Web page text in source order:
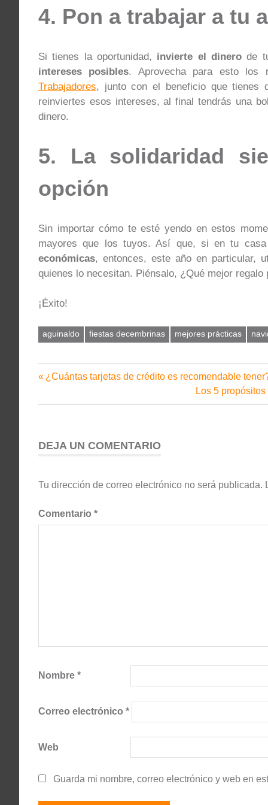
4. Pon a trabajar a tu
Si tienes la oportunidad, invierte el dinerode
intereses posibles. Aprovecha para esto los
Trabajadores, junto con el beneficio que tienes
reinviertes esos intereses, al final tendrás una
dinero.
5. La solidaridad
opción
Sin importar cómo te esté yendo en estos
mayores que los tuyos. Así que, si en tu
económicas, entonces, este año en particular,
quienes lo necesitan. Piénsalo, ¿Qué mejor regalo
¡Éxito!
aguinaldo fiestas decembrinas mejores prácticas
Navegación
de
Entrada
¿Cuántas tarjetas de crédito es recomendable
Siguiente
entrada:
Los 5
DEJA UN COMENTARIO
Tu dirección de correo electrónico no será publicada.
Comentario *
Nombre *
Correo electrónico *
Web
Guarda mi nombre, correo electrónico y web en